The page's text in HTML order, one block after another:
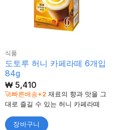
식품
도토루 허니 카페라떼 6개입
84g
₩5,410
🚀빠른배송+2재료의 향과 맛을 그
대로 즐길 수 있는 허니 카페라떼
장바구니